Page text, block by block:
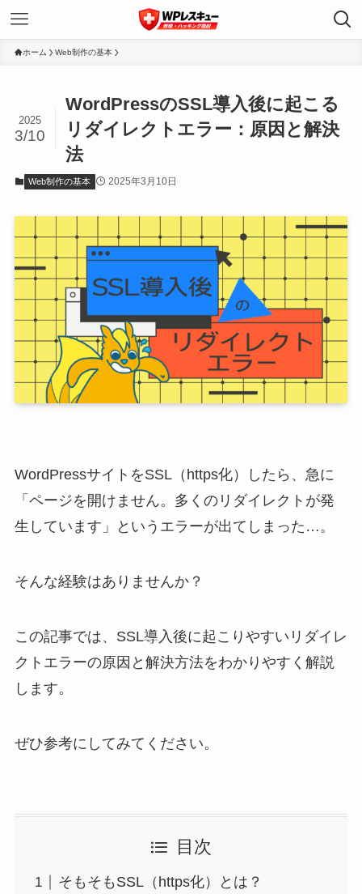
ホーム Web制作の基本
WordPressのSSL導入後に起こる
リダイレクトエラー：原因と解決
法
2025
3/10
Web制作の基本 2025年3月10日
WordPressサイトをSSL（https化）したら、急に
「ページを開けません。多くのリダイレクトが発
生しています」というエラーが出てしまった…。
そんな経験はありませんか？
この記事では、SSL導入後に起こりやすいリダイレ
クトエラーの原因と解決方法をわかりやすく解説
します。
ぜひ参考にしてみてください。
目次
そもそもSSL（https化）とは？